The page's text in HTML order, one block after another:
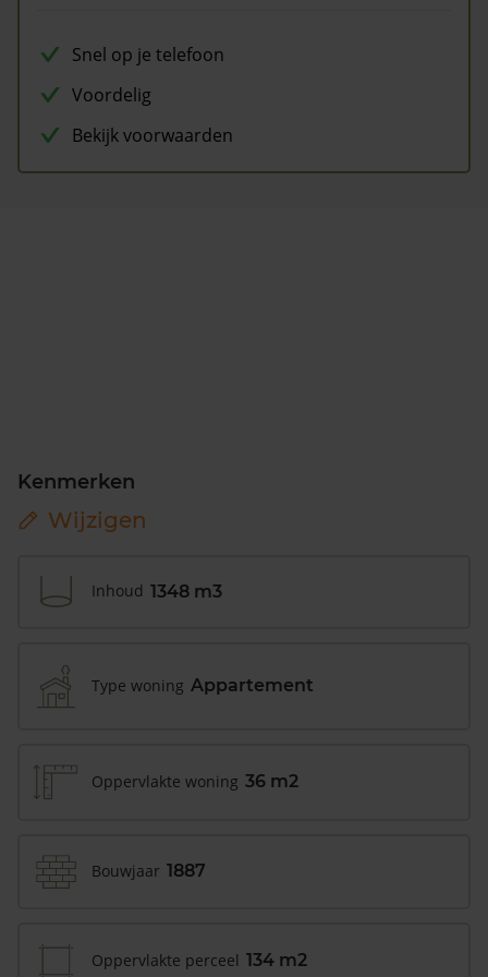
Snel op je telefoon
Voordelig
Bekijk voorwaarden
Kenmerken
Wijzigen
Inhoud 1348 m3
Type woning Appartement
Oppervlakte woning 36 m2
Bouwjaar 1887
Oppervlakte perceel 134 m2